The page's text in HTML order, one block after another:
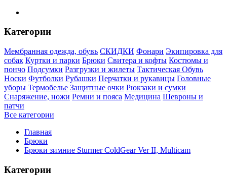
Категории
Мембранная одежда, обувь СКИДКИ Фонари Экипировка для
собак Куртки и парки Брюки Свитера и кофты Костюмы и
пончо Подсумки Разгрузки и жилеты Тактическая Обувь
Носки Футболки Рубашки Перчатки и рукавицы Головные
уборы Термобелье Защитные очки Рюкзаки и сумки
Снаряжение, ножи Ремни и пояса Медицина Шевроны и
патчи
Все категории
Главная
Брюки
Брюки зимние Sturmer ColdGear Ver II, Multicam
Категории